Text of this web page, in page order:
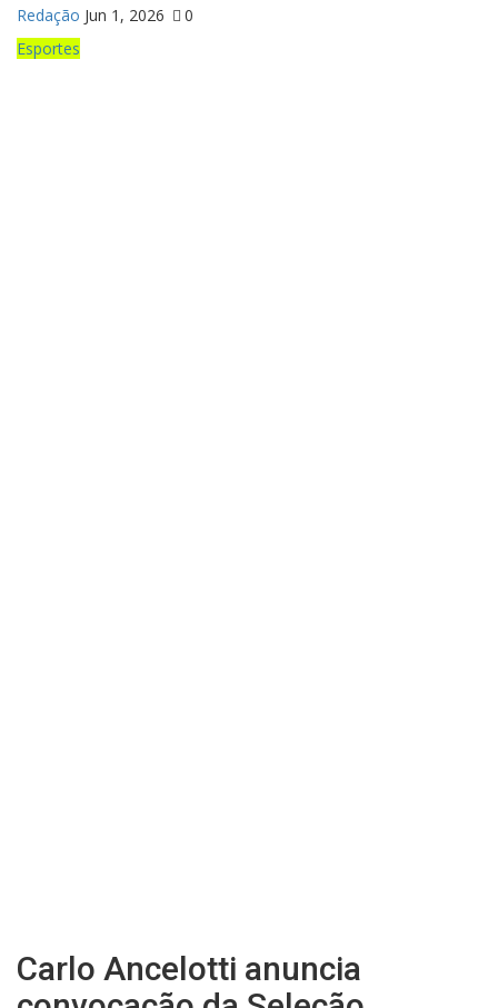
Redação Jun 1, 2026
0
Esportes
Carlo Ancelotti anuncia